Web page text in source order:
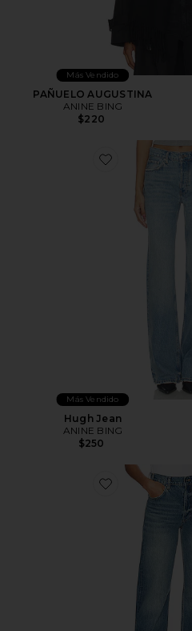
Más Vendido
PAÑUELO AUGUSTINA
ANINE BING
$220
Favorite Hugh Jean
Más Vendido
Hugh Jean
ANINE BING
$250
Favorite Roy Jeans